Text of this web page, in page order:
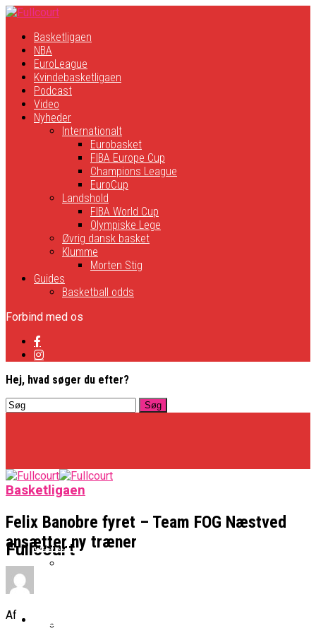
Basketligaen
NBA
EuroLeague
Kvindebasketligaen
Podcast
Video
Nyheder
Internationalt
Eurobasket
FIBA Europe Cup
Champions League
EuroCup
Landshold
FIBA World Cup
Olympiske Lege
Øvrig dansk basket
Klumme
Morten Stig
Guides
Basketball odds
Forbind med os
Hej, hvad søger du efter?
Fullcourt
Basketligaen
NBA
Basketligaen
Felix Banobre fyret – Team FOG Næstved
ansætter ny træner
Af